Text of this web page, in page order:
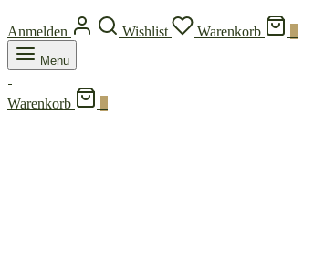
Anmelden Wishlist Warenkorb
Menu
Warenkorb